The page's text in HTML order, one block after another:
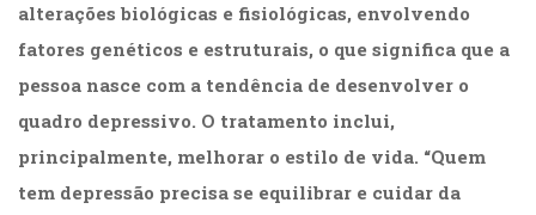
alterações biológicas e fisiológicas, envolvendo
fatores genéticos e estruturais, o que significa que a
pessoa nasce com a tendência de desenvolver o
quadro depressivo. O tratamento inclui,
principalmente, melhorar o estilo de vida. “Quem
tem depressão precisa se equilibrar e cuidar da